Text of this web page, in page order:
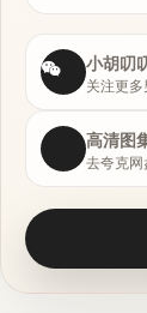
小胡叨
关注更
高清图
去夸克